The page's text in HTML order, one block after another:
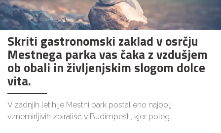
Skriti gastronomski zaklad v osrčju
Mestnega parka vas čaka z vzdušjem
ob obali in življenjskim slogom dolce
vita.
V zadnjih letih je Mestni park postal eno najbolj
vznemirljivih zbirališč v Budimpešti, kjer poleg